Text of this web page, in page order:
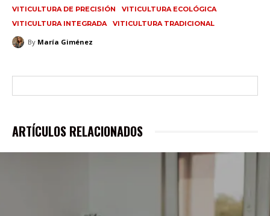
VITICULTURA DE PRECISIÓN
VITICULTURA ECOLÓGICA
VITICULTURA INTEGRADA
VITICULTURA TRADICIONAL
By María Giménez
ARTÍCULOS RELACIONADOS